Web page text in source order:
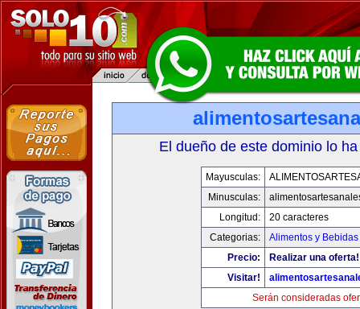
El dueño de este dominio lo
Mayusculas:
Minusculas:
Longitud:
20 caracteres
Categorias:
Alimentos y Bebidas
Precio:
Realizar una oferta!
Visitar!
Serán consideradas